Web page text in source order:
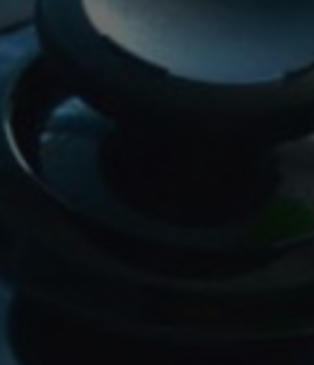
WHY JOIN THE CHANNEL?
ALL PERKS — ZERO NOISE • 100% FREE
💎